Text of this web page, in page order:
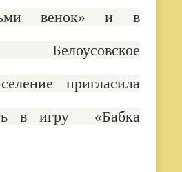
венок» и в
Белоусовское
пригласила
в игру «Бабка